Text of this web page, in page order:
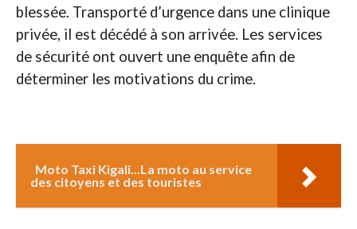
blessée. Transporté d’urgence dans une clinique
privée, il est décédé à son arrivée. Les services
de sécurité ont ouvert une enquête afin de
déterminer les motivations du crime.
Moto Taxi Kigali...La moto au service
des citoyens et des touristes